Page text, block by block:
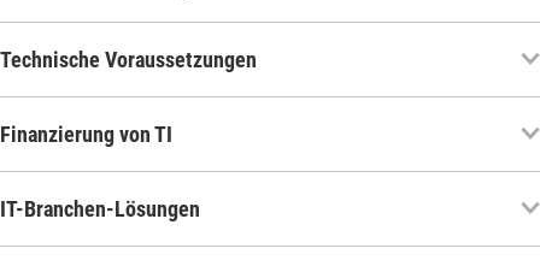
Technische Voraussetzungen
Finanzierung von TI
IT-Branchen-Lösungen